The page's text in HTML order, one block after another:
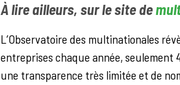
À lire ailleurs, sur le site de
L’Observatoire des multinationales
entreprises chaque année,
une transparence très limitée et de